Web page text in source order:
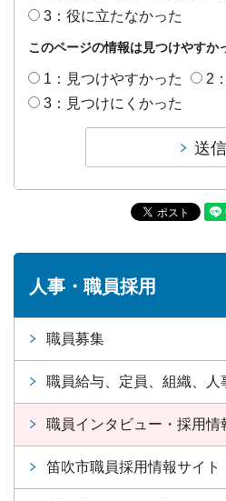
3：役に立たなかった
このページの情報は見つけやすか
1：見つけやすかった
2
3：見つけにくかった
人事・職員採用
職員募集
職員給与、定員、組織、人
職員インタビュー・採用情
笛吹市職員採用情報サイト